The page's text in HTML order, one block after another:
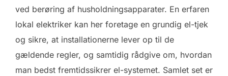
ved berøring af husholdningsapparater. En erfaren
lokal elektriker kan her foretage en grundig el-tjek
og sikre, at installationerne lever op til de
gældende regler, og samtidig rådgive om, hvordan
man bedst fremtidssikrer el-systemet. Samlet set er